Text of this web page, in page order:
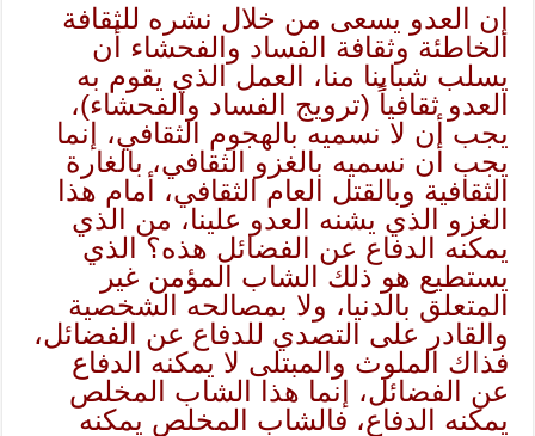
إن العدو يسعى من خلال نشره للثقافة
الخاطئة وثقافة الفساد والفحشاء أن
يسلب شبابنا منا، العمل الذي يقوم به
العدو ثقافياً (ترويج الفساد والفحشاء)،
يجب أن لا نسميه بالهجوم الثقافي، إنما
يجب أن نسميه بالغزو الثقافي، بالغارة
الثقافية وبالقتل العام الثقافي، أمام هذا
الغزو الذي يشنه العدو علينا، من الذي
يمكنه الدفاع عن الفضائل هذه؟ الذي
يستطيع هو ذلك الشاب المؤمن غير
المتعلق بالدنيا، ولا بمصالحه الشخصية
والقادر على التصدي للدفاع عن الفضائل،
فذاك الملوث والمبتلى لا يمكنه الدفاع
عن الفضائل، إنما هذا الشاب المخلص
يمكنه الدفاع، فالشاب المخلص يمكنه